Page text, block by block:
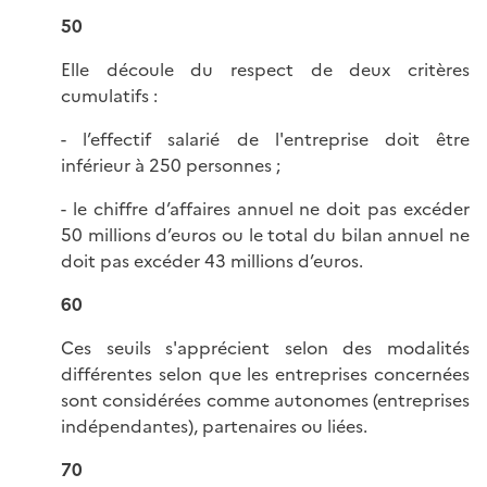
50
Elle découle du respect de deux critères
cumulatifs :
- l’effectif salarié de l'entreprise doit être
inférieur à 250 personnes ;
- le chiffre d’affaires annuel ne doit pas excéder
50 millions d’euros ou le total du bilan annuel ne
doit pas excéder 43 millions d’euros.
60
Ces seuils s'apprécient selon des modalités
différentes selon que les entreprises concernées
sont considérées comme autonomes (entreprises
indépendantes), partenaires ou liées.
70